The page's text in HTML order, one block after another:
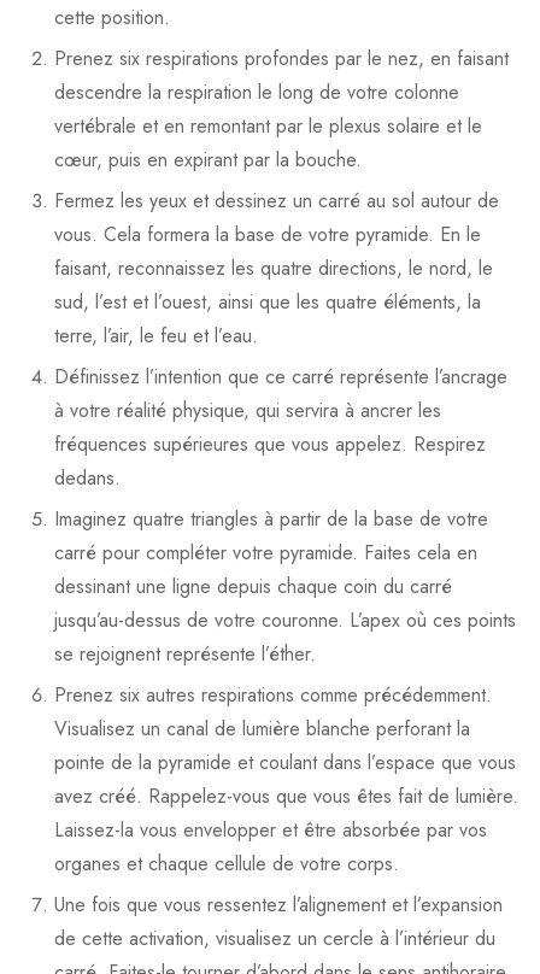
cette position.
Prenez six respirations profondes par le nez, en faisant
descendre la respiration le long de votre colonne
vertébrale et en remontant par le plexus solaire et le
cœur, puis en expirant par la bouche.
Fermez les yeux et dessinez un carré au sol autour de
vous. Cela formera la base de votre pyramide. En le
faisant, reconnaissez les quatre directions, le nord, le
sud, l’est et l’ouest, ainsi que les quatre éléments, la
terre, l’air, le feu et l’eau.
Définissez l’intention que ce carré représente l’ancrage
à votre réalité physique, qui servira à ancrer les
fréquences supérieures que vous appelez. Respirez
dedans.
Imaginez quatre triangles à partir de la base de votre
carré pour compléter votre pyramide. Faites cela en
dessinant une ligne depuis chaque coin du carré
jusqu’au-dessus de votre couronne. L’apex où ces points
se rejoignent représente l’éther.
Prenez six autres respirations comme précédemment.
Visualisez un canal de lumière blanche perforant la
pointe de la pyramide et coulant dans l’espace que vous
avez créé. Rappelez-vous que vous êtes fait de lumière.
Laissez-la vous envelopper et être absorbée par vos
organes et chaque cellule de votre corps.
Une fois que vous ressentez l’alignement et l’expansion
de cette activation, visualisez un cercle à l’intérieur du